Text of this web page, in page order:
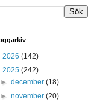
2026 (142)
2025 (242)
►december(18)
►november(20)